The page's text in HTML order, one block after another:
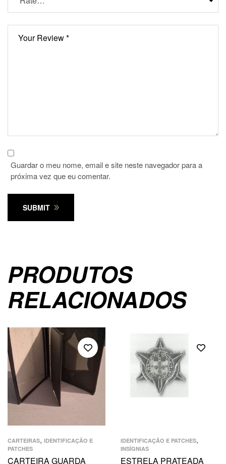
Guardar o meu nome, email e site neste navegador para a
próxima vez que eu comentar.
SUBMIT
PRODUTOS
RELACIONADOS
CARTEIRAS, IDENTIFICAÇÃO E
PATCHES
CARTEIRA GUARDA
IDENTIFICAÇÃO E PATCHES,
INSÍGNIAS
ESTRELA PRATEADA